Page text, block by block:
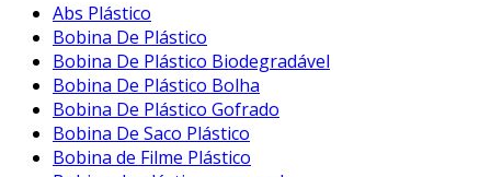
Abs Plástico
Bobina De Plástico
Bobina De Plástico Biodegradável
Bobina De Plástico Bolha
Bobina De Plástico Gofrado
Bobina De Saco Plástico
Bobina de Filme Plástico